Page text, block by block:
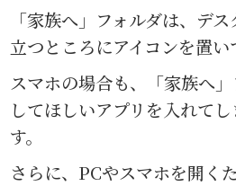
「家族へ」フォルダは、デ
立つところにアイコンを置い
スマホの場合も、「家族へ
してほしいアプリを入れて
す。
さらに、PCやスマホを開く